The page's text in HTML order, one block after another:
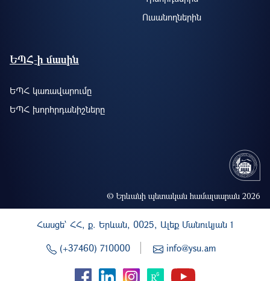
Ուսանողներին
ԵՊՀ-ի մասին
ԵՊՀ կառավարումը
ԵՊՀ խորհրդանիշները
© Երևանի պետական համալսարան 2026
Հասցե` ՀՀ, ք. Երևան, 0025, Ալեք Մանուկյան 1
(+37460) 710000
info@ysu.am